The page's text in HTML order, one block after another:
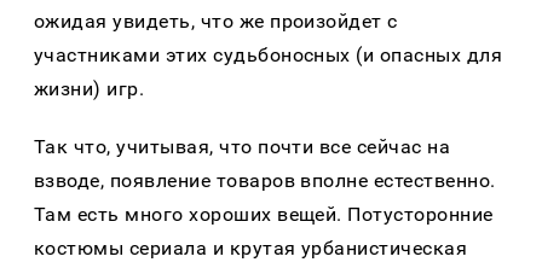
ожидая увидеть, что же произойдет с
участниками этих судьбоносных (и опасных для
жизни) игр.
Так что, учитывая, что почти все сейчас на
взводе, появление товаров вполне естественно.
Там есть много хороших вещей. Потусторонние
костюмы сериала и крутая урбанистическая